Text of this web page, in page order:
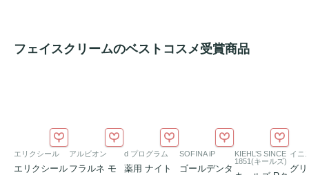
フェイスクリームのベストコスメ受賞商品
エリクシール
エリクシール
アルビオン
フラルネ モ
d プログラム
薬用 ナイト
SOFINA iP
ゴールデンタ
KIEHL’S SINCE
1851(キールズ)
イニ
グ